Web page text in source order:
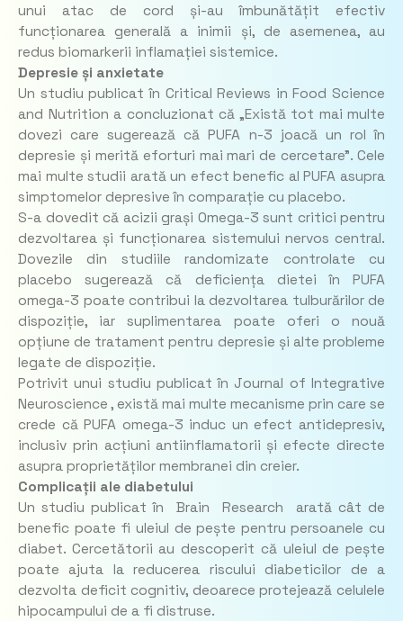
unui atac de cord și-au îmbunătățit efectiv
funcționarea generală a inimii și, de asemenea, au
redus biomarkerii inflamației sistemice.
Depresie și anxietate
Un studiu publicat în Critical Reviews in Food Science
and Nutrition a concluzionat că „Există tot mai multe
dovezi care sugerează că PUFA n-3 joacă un rol în
depresie și merită eforturi mai mari de cercetare”. Cele
mai multe studii arată un efect benefic al PUFA asupra
simptomelor depresive în comparație cu placebo.
S-a dovedit că acizii grași Omega-3 sunt critici pentru
dezvoltarea și funcționarea sistemului nervos central.
Dovezile din studiile randomizate controlate cu
placebo sugerează că deficiența dietei în PUFA
omega-3 poate contribui la dezvoltarea tulburărilor de
dispoziție, iar suplimentarea poate oferi o nouă
opțiune de tratament pentru depresie și alte probleme
legate de dispoziție.
Potrivit unui studiu publicat în Journal of Integrative
Neuroscience , există mai multe mecanisme prin care se
crede că PUFA omega-3 induc un efect antidepresiv,
inclusiv prin acțiuni antiinflamatorii și efecte directe
asupra proprietăților membranei din creier.
Complicații ale diabetului
Un studiu publicat în Brain Research arată cât de
benefic poate fi uleiul de pește pentru persoanele cu
diabet. Cercetătorii au descoperit că uleiul de pește
poate ajuta la reducerea riscului diabeticilor de a
dezvolta deficit cognitiv, deoarece protejează celulele
hipocampului de a fi distruse.